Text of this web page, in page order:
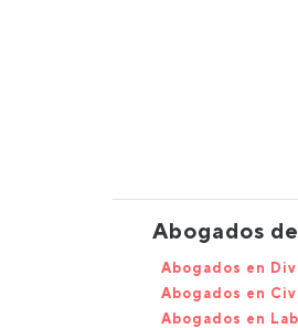
Abogados
Abogados en
Abogados en
Abogados en